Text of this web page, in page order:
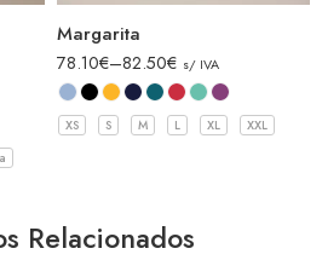
Margarita
78.10€–82.50€ s/ IVA
XS S M L XL XXL
Relacionados